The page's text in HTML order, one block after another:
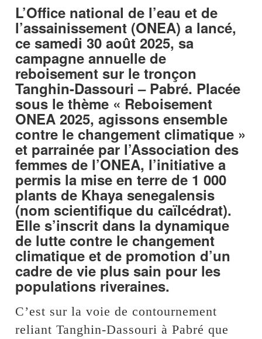
L’Office national de l’eau et de
l’assainissement (ONEA) a lancé,
ce samedi 30 août 2025, sa
campagne annuelle de
reboisement sur le tronçon
Tanghin-Dassouri – Pabré. Placée
sous le thème « Reboisement
ONEA 2025, agissons ensemble
contre le changement climatique »
et parrainée par l’Association des
femmes de l’ONEA, l’initiative a
permis la mise en terre de 1 000
plants de Khaya senegalensis
(nom scientifique du caïlcédrat).
Elle s’inscrit dans la dynamique
de lutte contre le changement
climatique et de promotion d’un
cadre de vie plus sain pour les
populations riveraines.
C’est sur la voie de contournement
reliant Tanghin-Dassouri à Pabré que